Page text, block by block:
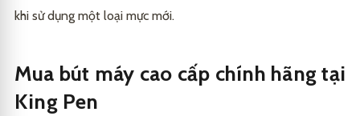
khi sử dụng một loại mực mới.
Mua bút máy cao cấp chính hãng tại
King Pen